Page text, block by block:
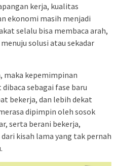
kerja, kualitas
ekonomi masih menjadi
selalu bisa membaca arah,
solusi atau sekadar
maka kepemimpinan
sebagai fase baru
bekerja, dan lebih dekat
dipimpin oleh sosok
serta berani bekerja,
kisah lama yang tak pernah